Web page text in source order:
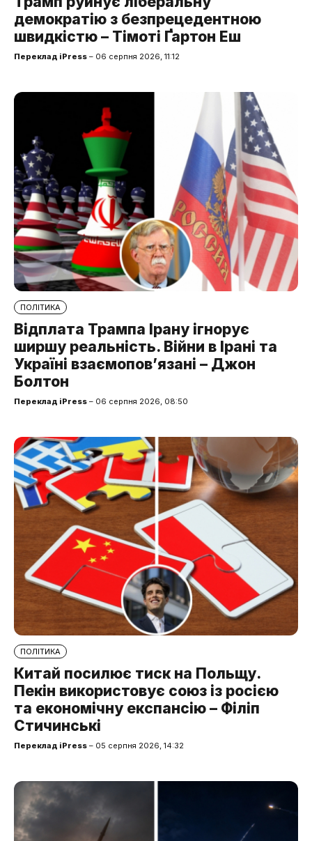
демократію з безпрецедентною
швидкістю – Тімоті Ґартон Еш
Переклад iPress – 06 серпня 2026, 11:12
ПОЛІТИКА
Відплата Трампа Ірану ігнорує
ширшу реальність. Війни в Ірані та
Україні взаємопов’язані – Джон
Болтон
Переклад iPress – 06 серпня 2026, 08:50
ПОЛІТИКА
Китай посилює тиск на Польщу.
Пекін використовує союз із росією
та економічну експансію – Філіп
Стичинські
Переклад iPress – 05 серпня 2026, 14:32